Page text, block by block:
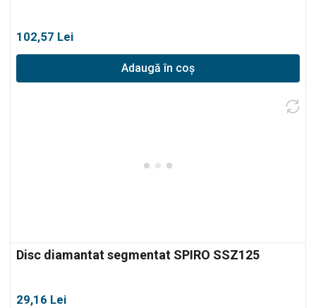
102,57 Lei
Adaugă în coș
Disc diamantat segmentat SPIRO SSZ125
29,16 Lei